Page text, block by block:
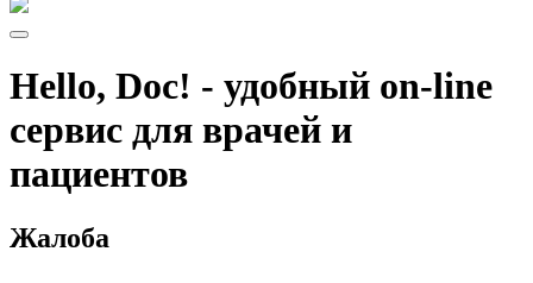
Hello, Doc! - удобный on-line
сервис для врачей и
пациентов
Жалоба